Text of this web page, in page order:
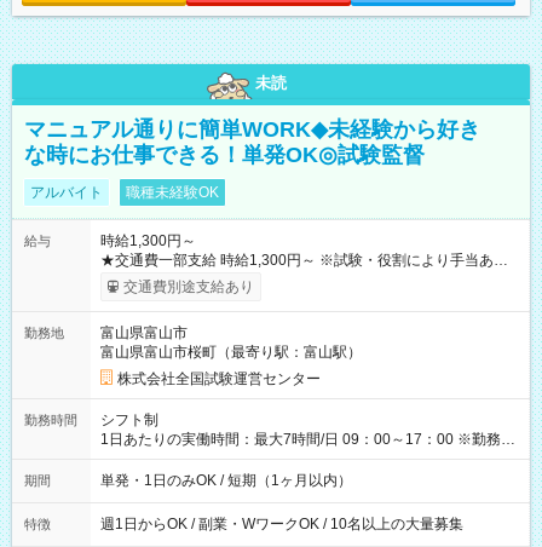
未読
マニュアル通りに簡単WORK◆未経験から好き
な時にお仕事できる！単発OK◎試験監督
アルバイト 職種未経験OK
給与
時給1,300円～
★交通費一部支給 時給1,300円～ ※試験・役割により手当あり
※勤務回数により昇給あり 【即給（前払い）オプションあ
り！】 希望される場合、勤務から1週間ほどで給与の一部を受け
例】 ・河合塾模擬試験 8:30～17:30（休憩1時間） 時給1,300円
×8時間＝日収10,400円＋交通費 ※当日の役割により時給＋100
円の場合あり ・国家試験 7:00～13:30（休憩なし） 時給1,300
円（役割手当＋100円）×6時間＝日収8,400円＋交通費 【試用期
間】試用期間なし
交通費別途支給あり
勤務地
富山県富山市
富山県富山市桜町（最寄り駅：富山駅）
株式会社全国試験運営センター
勤務時間
シフト制
1日あたりの実働時間：最大7時間/日 09：00～17：00 ※勤務時
間は 試験により異なります。
期間 単発・1日のみOK / 短期（1ヶ月以内）
特徴 週1日からOK / 副業・WワークOK / 10名以上の大量募集